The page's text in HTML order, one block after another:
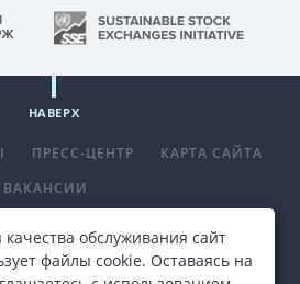
ПРЕСС-ЦЕНТР
КАРТА САЙТА
ВАКАНСИИ
+375 (17) 390 14 70
. E-mail:
д. 48а.Карта проезда
НАВЕРХ
обслуживания сайт
файлы cookie. Оставаясь на